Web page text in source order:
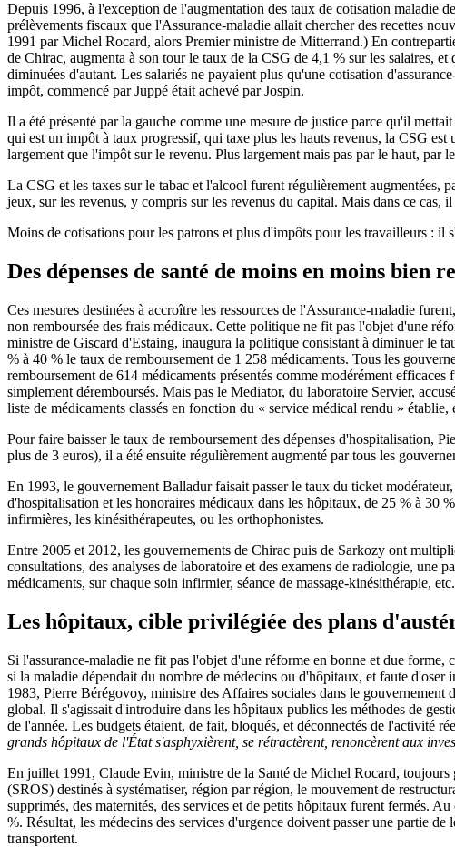
Depuis 1996, à l'exception de l'augmentation des taux de cotisation maladie
prélèvements fiscaux que l'Assurance-maladie allait chercher des recettes
1991 par Michel Rocard, alors Premier ministre de Mitterrand.) En
de Chirac, augmenta à son tour le taux de la CSG de 4,1 % sur les salaires,
diminuées d'autant. Les salariés ne payaient plus qu'une cotisation
impôt, commencé par Juppé était achevé par Jospin.
Il a été présenté par la gauche comme une mesure de justice parce qu'il
qui est un impôt à taux progressif, qui taxe plus les hauts revenus, la CSG
largement que l'impôt sur le revenu. Plus largement mais pas par le haut, par
La CSG et les taxes sur le tabac et l'alcool furent régulièrement augmentées,
jeux, sur les revenus, y compris sur les revenus du capital. Mais dans ce cas,
Moins de cotisations pour les patrons et plus d'impôts pour les travailleurs : il
Des dépenses de santé de moins en moins bien
Ces mesures destinées à accroître les ressources de l'Assurance-maladie
non remboursée des frais médicaux. Cette politique ne fit pas l'objet d'une
ministre de Giscard d'Estaing, inaugura la politique consistant à diminuer le
% à 40 % le taux de remboursement de 1 258 médicaments. Tous les
remboursement de 614 médicaments présentés comme modérément
simplement déremboursés. Mais pas le Mediator, du laboratoire Servier,
liste de médicaments classés en fonction du « service médical rendu »
Pour faire baisser le taux de remboursement des dépenses d'hospitalisation,
plus de 3 euros), il a été ensuite régulièrement augmenté par tous les
En 1993, le gouvernement Balladur faisait passer le taux du ticket
d'hospitalisation et les honoraires médicaux dans les hôpitaux, de 25 % à 30
infirmières, les kinésithérapeutes, ou les orthophonistes.
Entre 2005 et 2012, les gouvernements de Chirac puis de Sarkozy ont
consultations, des analyses de laboratoire et des examens de radiologie,
médicaments, sur chaque soin infirmier, séance de massage-kinésithérapie,
Les hôpitaux, cible privilégiée des plans
Si l'assurance-maladie ne fit pas l'objet d'une réforme en bonne et due
si la maladie dépendait du nombre de médecins ou d'hôpitaux, et faute
1983, Pierre Bérégovoy, ministre des Affaires sociales dans le
global. Il s'agissait d'introduire dans les hôpitaux publics les méthodes de
de l'année. Les budgets étaient, de fait, bloqués, et déconnectés de l'activité
grands hôpitaux de l'État s'asphyxièrent, se rétractèrent, renoncèrent aux
En juillet 1991, Claude Evin, ministre de la Santé de Michel Rocard, toujours
(SROS) destinés à systématiser, région par région, le mouvement de
supprimés, des maternités, des services et de petits hôpitaux furent fermés.
%. Résultat, les médecins des services d'urgence doivent passer une partie
transportent.